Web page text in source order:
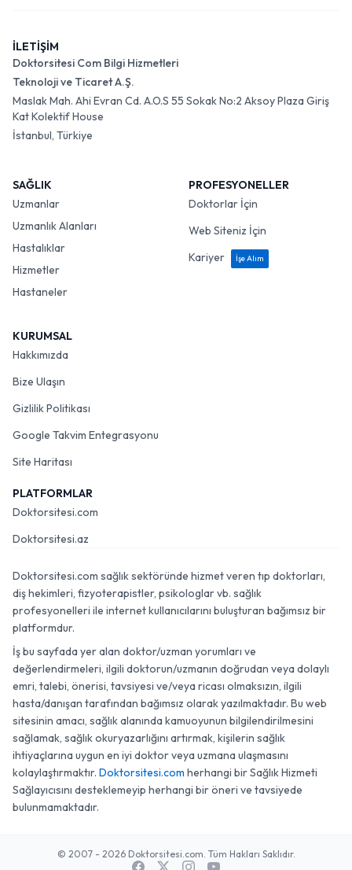
İLETİŞİM
Doktorsitesi Com Bilgi Hizmetleri
Teknoloji ve Ticaret A.Ş.
Maslak Mah. Ahi Evran Cd. A.O.S 55 Sokak No:2 Aksoy Plaza Giriş
Kat Kolektif House
İstanbul, Türkiye
SAĞLIK
Uzmanlar
Uzmanlık Alanları
Hastalıklar
Hizmetler
Hastaneler
PROFESYONELLER
Doktorlar İçin
Web Siteniz İçin
Kariyer
İşe Alım
KURUMSAL
Hakkımızda
Bize Ulaşın
Gizlilik Politikası
Google Takvim Entegrasyonu
Site Haritası
PLATFORMLAR
Doktorsitesi.com
Doktorsitesi.az
Doktorsitesi.com sağlık sektöründe hizmet veren tıp doktorları,
diş hekimleri, fizyoterapistler, psikologlar vb. sağlık
profesyonelleri ile internet kullanıcılarını buluşturan bağımsız bir
platformdur.
İş bu sayfada yer alan doktor/uzman yorumları ve
değerlendirmeleri, ilgili doktorun/uzmanın doğrudan veya dolaylı
emri, talebi, önerisi, tavsiyesi ve/veya ricası olmaksızın, ilgili
hasta/danışan tarafından bağımsız olarak yazılmaktadır. Bu web
sitesinin amacı, sağlık alanında kamuoyunun bilgilendirilmesini
sağlamak, sağlık okuryazarlığını artırmak, kişilerin sağlık
ihtiyaçlarına uygun en iyi doktor veya uzmana ulaşmasını
kolaylaştırmaktır. Doktorsitesi.com herhangi bir Sağlık Hizmeti
Sağlayıcısını desteklemeyip herhangi bir öneri ve tavsiyede
bulunmamaktadır.
© 2007 - 2026 Doktorsitesi.com. Tüm Hakları Saklıdır.